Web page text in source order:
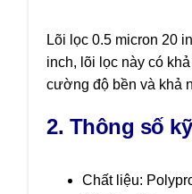
Lõi lọc 0.5 micron 20
inch, lõi lọc này có
cường độ bền và khả
2. Thông số
Chất liệu: